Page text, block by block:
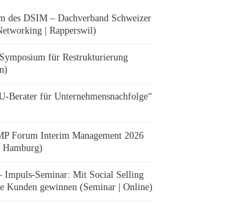
des DSIM – Dachverband Schweizer
| Rapperswil)
für Restrukturierung
Berater für Unternehmensnachfolge“
Forum Interim Management 2026
Impuls-Seminar: Mit Social Selling
Kunden gewinnen (Seminar | Online)